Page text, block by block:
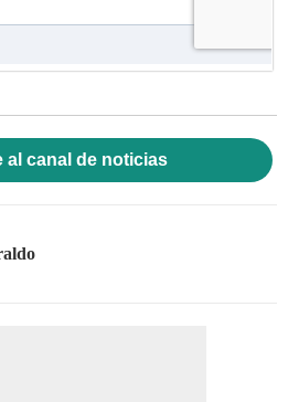
al canal de noticias